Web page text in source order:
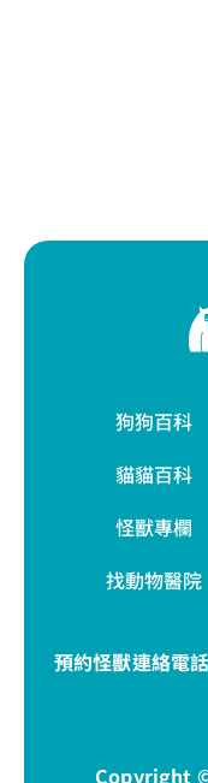
狗狗百科
貓貓百科
怪獸專欄
找動物醫院
預約怪獸連絡電
Copyright